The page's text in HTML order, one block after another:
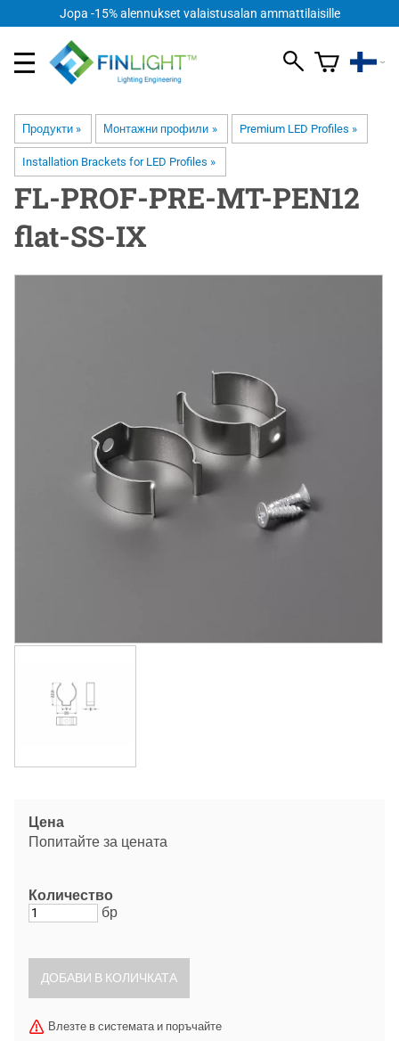
Jopa -15% alennukset valaistusalan ammattilaisille
Продукти ‪» Монтажни профили ‪» Premium LED Profiles ‪»
Installation Brackets for LED Profiles ‪»
FL-PROF-PRE-MT-PEN12
flat-SS-IX
Цена
Попитайте за цената
Количество
бр
Влезте в системата и поръчайте